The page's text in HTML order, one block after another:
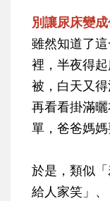
別讓尿床變
雖然知道了
裡，半夜得
被，白天又
再看看掛滿
單，爸爸媽媽
於是，類似
給人家笑」